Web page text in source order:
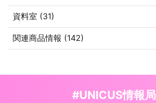
資料室 (31)
関連商品情報 (142)
#UNICUS情報局